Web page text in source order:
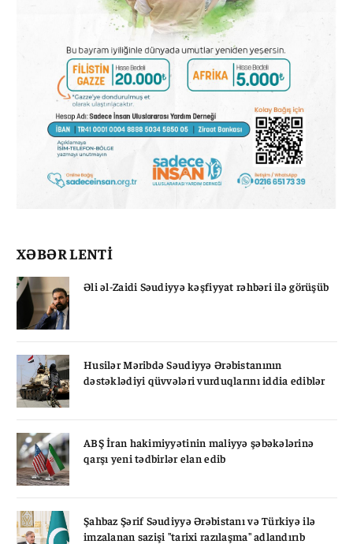
XƏBƏR LENTİ
Əli əl-Zaidi Səudiyyə kəşfiyyat rəhbəri ilə görüşüb
Husilər Məribdə Səudiyyə Ərəbistanının
dəstəklədiyi qüvvələri vurduqlarını iddia ediblər
ABŞ İran hakimiyyətinin maliyyə şəbəkələrinə
qarşı yeni tədbirlər elan edib
Şahbaz Şərif Səudiyyə Ərəbistanı və Türkiyə ilə
imzalanan sazişi "tarixi razılaşma" adlandırıb